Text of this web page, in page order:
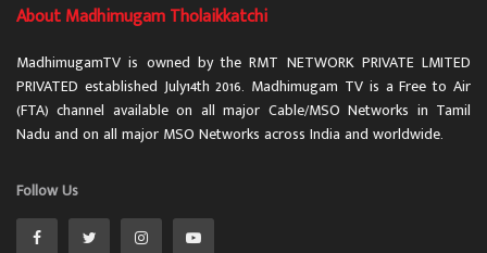
About Madhimugam Tholaikkatchi
MadhimugamTV is owned by the RMT NETWORK PRIVATE LMITED
PRIVATED established July14th 2016. Madhimugam TV is a Free to Air
(FTA) channel available on all major Cable/MSO Networks in Tamil
Nadu and on all major MSO Networks across India and worldwide.
Follow Us